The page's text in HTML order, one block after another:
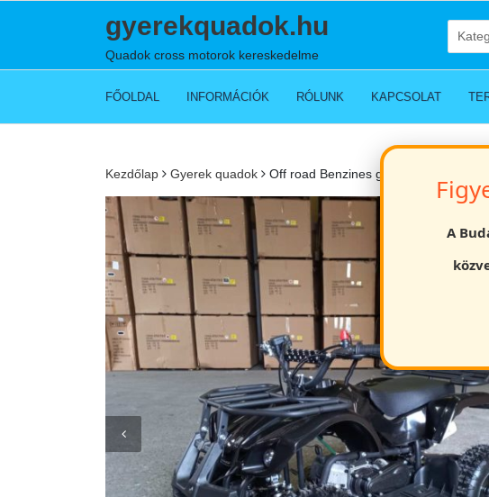
gyerekquadok.hu
Quadok cross motorok kereskedelme
FŐOLDAL INFORMÁCIÓK RÓLUNK KAPCSOLAT
Kezdőlap Gyerek quadok Off road Benzines gyerek quad
A